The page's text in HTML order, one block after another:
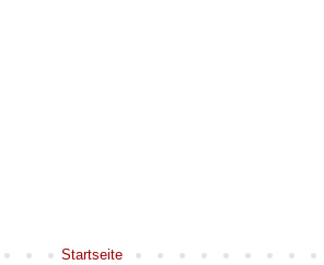
Startseite